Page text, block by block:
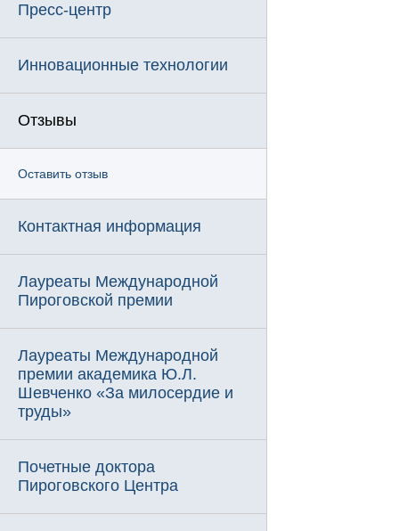
Пресс-центр
Инновационные технологии
Отзывы
Оставить отзыв
Контактная информация
Лауреаты Международной
Пироговской премии
Лауреаты Международной
премии академика Ю.Л.
Шевченко «За милосердие и
труды»
Почетные доктора
Пироговского Центра